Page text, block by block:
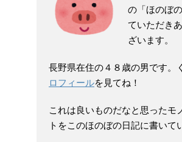
の「ほのぼ
ていただき
ざいます。
長野県在住の４８歳の男です。
ロフィールを見てね！
これは良いものだなと思ったモ
トをこのほのぼの日記に書いて